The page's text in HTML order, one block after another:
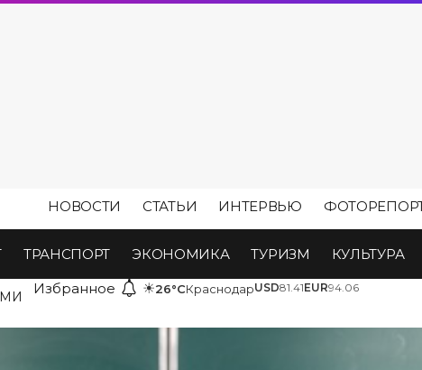
НОВОСТИ СТАТЬИ ИНТЕРВЬЮ
ТРАНСПОРТ ЭКОНОМИКА ТУРИЗМ КУЛЬТУРА
Избранное ☀26°CКраснодарUSD81.41EUR94.06